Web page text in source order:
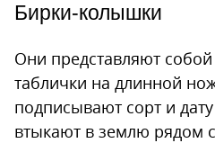
Бирки-колышки
Они представляют
таблички на длинной
подписывают сорт и
втыкают в землю рядом